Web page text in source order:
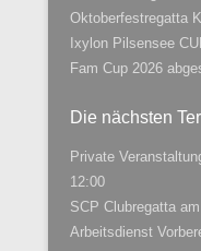
Oktoberfestregatta
Ixylon Pilsensee
Fam Cup 2026
Die nächsten
Private
12:00
SCP Clubregatta
Arbeitsdienst